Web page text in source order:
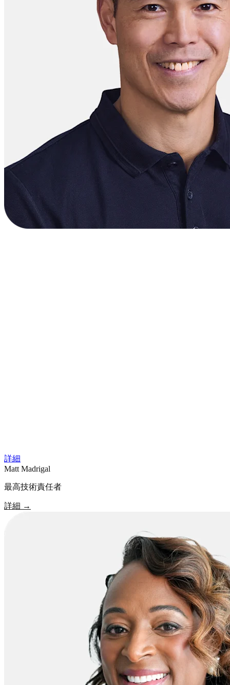
詳細
Matt Madrigal
最高技術責任者
詳細 →